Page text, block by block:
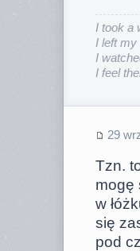
I took a
I left my
I
I feel
29
Tzn.
mogę
w
się
pod